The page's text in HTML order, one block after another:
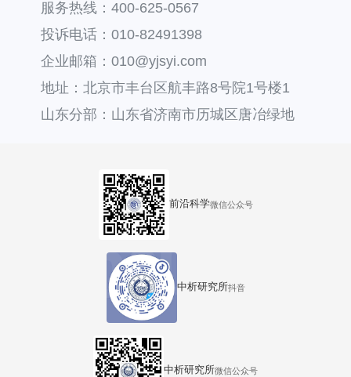
服务热线：400-625-0567
投诉电话：010-82491398
企业邮箱：010@yjsyi.com
地址：北京市丰台区航丰路8号院1号楼1
层121
山东分部：山东省济南市历城区唐冶绿地
前沿科学微信公众号
中析研究所抖音
中析研究所微信公众号